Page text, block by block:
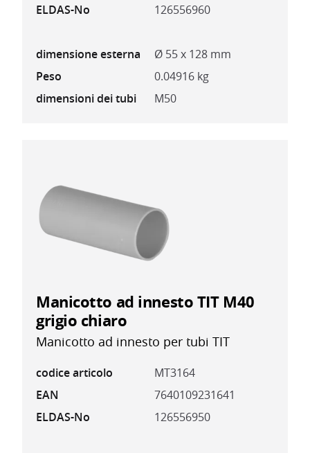
ELDAS-No
126556960
dimensione esterna
Ø 55 x 128 mm
Peso
0.04916 kg
dimensioni dei tubi
M50
Manicotto ad innesto TIT M40
grigio chiaro
Manicotto ad innesto per tubi TIT
codice articolo
MT3164
EAN
7640109231641
ELDAS-No
126556950